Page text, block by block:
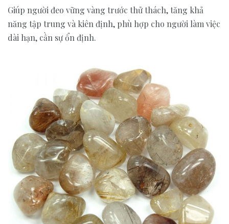
Giúp người đeo vững vàng trước thử thách, tăng khả
năng tập trung và kiên định, phù hợp cho người làm việc
dài hạn, cần sự ổn định.